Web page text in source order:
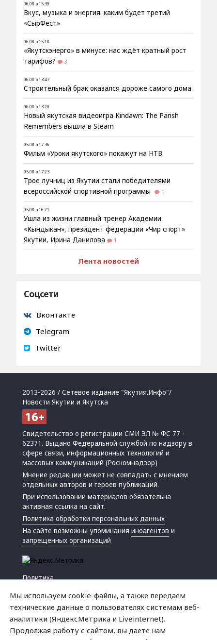
06.08 в 15:39
Вкус, музыка и энергия: каким будет третий
«СырФест»
06.08 в 15:18
«Якутскэнерго» в минусе: нас ждёт кратный рост
тарифов?
3
06.08 в 13:47
Строительный брак оказался дороже самого дома
06.08 в 13:20
Новый якутская видеоигра Kindawn: The Parish
Remembers вышла в Steam
05.08 в 17:36
Фильм «Уроки якутского» покажут на НТВ
05.08 в 17:23
Трое лучниц из Якутии стали победителями
всероссийской спортивной программы
1
05.08 в 16:21
Ушла из жизни главный тренер Академии
«Кындыкан», президент федерации «Чир спорт»
Якутии, Ирина Данилова
1
Лента новостей
Соцсети
Вконтакте
Telegram
Twitter
2013-2026 / Сетевое издание "Якутия.Инфо"/
Новости Якутии и Якутска
Свидетельство о регистрации СМИ ЭЛ № ФС 77 -
62371. Выдано Федеральной службой по надзору в
сфере связи, информационных технологий и
массовых коммуникаций (Роскомнадзор)
Мнение редакции может не совпадать с мнением
отдельных авторов и героев публикаций.
При использовании материалов обязательна
активная ссылка на сайт.
Политика обработки персональных данных
На сайте возможны упоминанияиноагентов и
запрещенных организаций
Политика
Мы используем cookie-файлы, а также передаем
технические данные о пользователях системам веб-
аналитики (ЯндексМетрика и Liveinternet).
Продолжая работу с сайтом, вы даете нам